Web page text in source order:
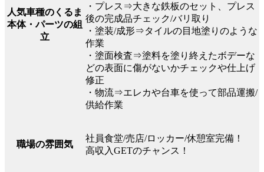
人気車種のくるま
本体・パーツの組
立
・プレス⇒大きな鉄板のセット、プレス
後の完成品チェック/バリ取り
・塗装/成形⇒タイルの目地塗りのような
作業
・塗面検査⇒塗料を塗り終えたボデーな
どの表面に傷がないかチェックや仕上げ
修正
・物流⇒エレカや台車を使って部品運搬/
供給作業
職場の雰囲気
社員食堂/売店/ロッカー/休憩室完備！
高収入GETのチャンス！